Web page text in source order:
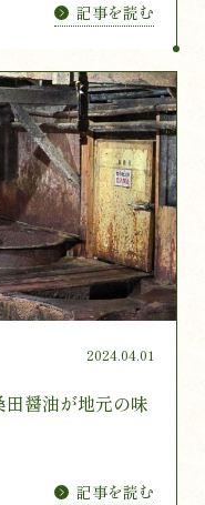
記事を読む
2024.04.01
醤油が地元の味
記事を読む